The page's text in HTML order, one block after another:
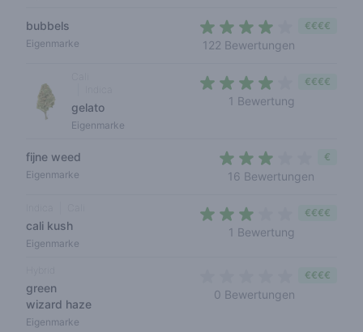
bubbels
Eigenmarke 122 Bewertungen
€€€€
gelato
Eigenmarke
1 Bewertung
€€€€
fijne weed
Eigenmarke 16 Bewertungen
€
cali kush
Eigenmarke
1 Bewertung
€€€€
green
wizard haze
Eigenmarke
0 Bewertungen
€€€€